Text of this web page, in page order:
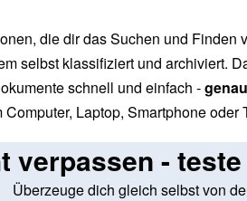
die dir das Suchen und Finden
selbst klassifiziert und archiviert.
schnell und einfach -
Laptop, Smartphone oder
verpassen -
Überzeuge dich gleich selbst von